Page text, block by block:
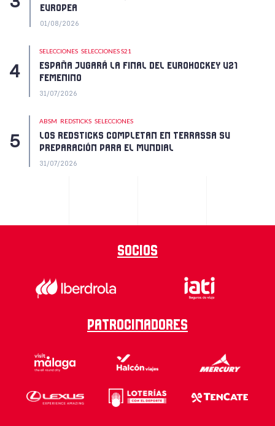
EUROPEA
01/08/2026
SELECCIONES SELECCIONES S21
ESPAÑA JUGARÁ LA FINAL DEL EUROHOCKEY U21
FEMENINO
31/07/2026
ABSM REDSTICKS SELECCIONES
LOS REDSTICKS COMPLETAN EN TERRASSA SU
PREPARACIÓN PARA EL MUNDIAL
31/07/2026
Socios
Patrocinadores